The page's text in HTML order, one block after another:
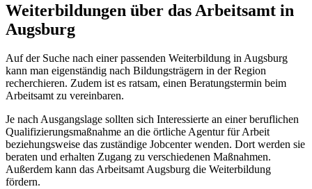
Weiterbildungen über das Arbeitsamt in
Augsburg
Auf der Suche nach einer passenden Weiterbildung in Augsburg
kann man eigenständig nach Bildungsträgern in der Region
recherchieren. Zudem ist es ratsam, einen Beratungstermin beim
Arbeitsamt zu vereinbaren.
Je nach Ausgangslage sollten sich Interessierte an einer beruflichen
Qualifizierungsmaßnahme an die örtliche Agentur für Arbeit
beziehungsweise das zuständige Jobcenter wenden. Dort werden sie
beraten und erhalten Zugang zu verschiedenen Maßnahmen.
Außerdem kann das Arbeitsamt Augsburg die Weiterbildung
fördern.